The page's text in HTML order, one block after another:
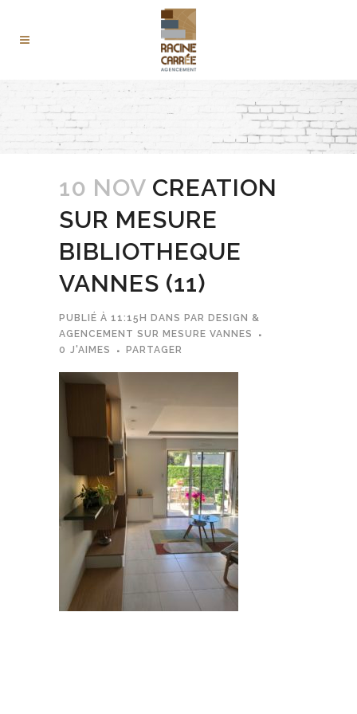
10 NOV CREATION
SUR MESURE
BIBLIOTHEQUE
VANNES (11)
PUBLIÉ À 11:15H DANS PAR DESIGN &
AGENCEMENT SUR MESURE VANNES
0 J'AIMES PARTAGER